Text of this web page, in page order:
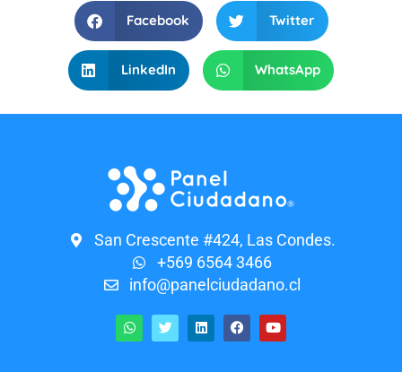
Facebook Twitter
LinkedIn WhatsApp
San Crescente #424, Las Condes.
+569 6564 3466
info@panelciudadano.cl